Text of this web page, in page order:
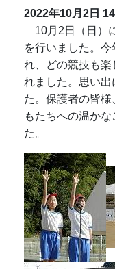
2022年10月2日
10月2日（日）
を行いました。
れ、どの競技も
れました。思い
た。保護者の皆
もたちへの温か
た。